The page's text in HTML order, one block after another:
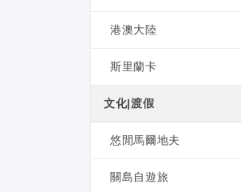
港澳大陸
斯里蘭卡
文化|渡假
悠閒馬爾地夫
關島自遊旅